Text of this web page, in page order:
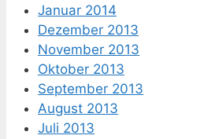
Januar 2014
Dezember 2013
November 2013
Oktober 2013
September 2013
August 2013
Juli 2013